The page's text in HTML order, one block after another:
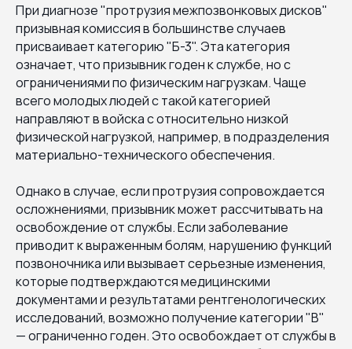
При диагнозе "протрузия межпозвонковых дисков"
призывная комиссия в большинстве случаев
присваивает категорию "Б-3". Эта категория
означает, что призывник годен к службе, но с
ограничениями по физическим нагрузкам. Чаще
всего молодых людей с такой категорией
направляют в войска с относительно низкой
физической нагрузкой, например, в подразделения
материально-технического обеспечения.
Однако в случае, если протрузия сопровождается
осложнениями, призывник может рассчитывать на
освобождение от службы. Если заболевание
приводит к выраженным болям, нарушению функций
позвоночника или вызывает серьезные изменения,
которые подтверждаются медицинскими
документами и результатами рентгенологических
исследований, возможно получение категории "В"
— ограниченно годен. Это освобождает от службы в